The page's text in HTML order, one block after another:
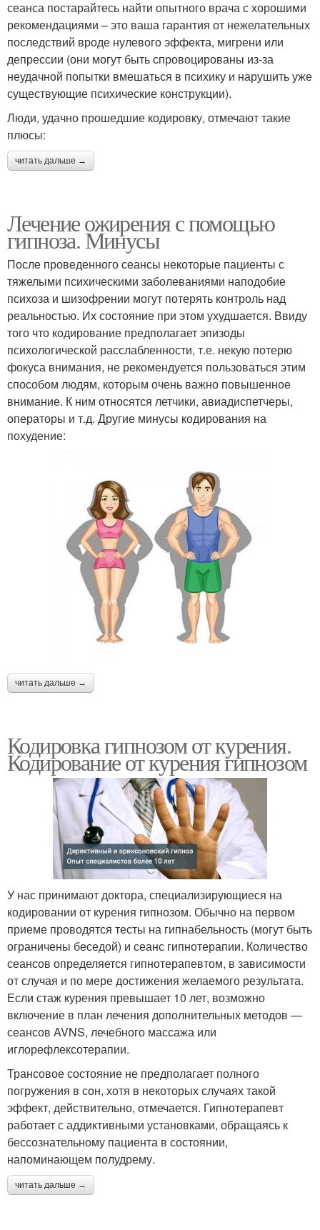
сеанса постарайтесь найти опытного врача с хорошими
рекомендациями – это ваша гарантия от нежелательных
последствий вроде нулевого эффекта, мигрени или
депрессии (они могут быть спровоцированы из-за
неудачной попытки вмешаться в психику и нарушить уже
существующие психические конструкции).
Люди, удачно прошедшие кодировку, отмечают такие
плюсы:
читать дальше →
Лечение ожирения с помощью
гипноза. Минусы
После проведенного сеансы некоторые пациенты с
тяжелыми психическими заболеваниями наподобие
психоза и шизофрении могут потерять контроль над
реальностью. Их состояние при этом ухудшается. Ввиду
того что кодирование предполагает эпизоды
психологической расслабленности, т.е. некую потерю
фокуса внимания, не рекомендуется пользоваться этим
способом людям, которым очень важно повышенное
внимание. К ним относятся летчики, авиадиспетчеры,
операторы и т.д. Другие минусы кодирования на
похудение:
читать дальше →
Кодировка гипнозом от курения.
Кодирование от курения гипнозом
У нас принимают доктора, специализирующиеся на
кодировании от курения гипнозом. Обычно на первом
приеме проводятся тесты на гипнабельность (могут быть
ограничены беседой) и сеанс гипнотерапии. Количество
сеансов определяется гипнотерапевтом, в зависимости
от случая и по мере достижения желаемого результата.
Если стаж курения превышает 10 лет, возможно
включение в план лечения дополнительных методов —
сеансов AVNS, лечебного массажа или
иглорефлексотерапии.
Трансовое состояние не предполагает полного
погружения в сон, хотя в некоторых случаях такой
эффект, действительно, отмечается. Гипнотерапевт
работает с аддиктивными установками, обращаясь к
бессознательному пациента в состоянии,
напоминающем полудрему.
читать дальше →